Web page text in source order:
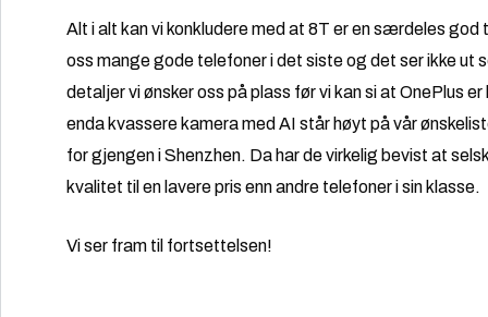
Alt i alt kan vi konkludere med at 8T er en særdeles
oss mange gode telefoner i det siste og det ser ikke
detaljer vi ønsker oss på plass før vi kan si at OnePlus
enda kvassere kamera med AI står høyt på vår
for gjengen i Shenzhen. Da har de virkelig bevist at
kvalitet til en lavere pris enn andre telefoner i sin klasse.
Vi ser fram til fortsettelsen!